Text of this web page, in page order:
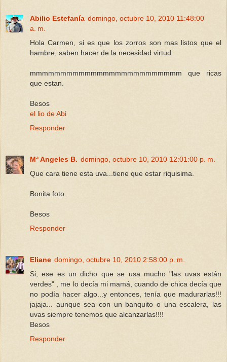
Abilio Estefanía domingo, octubre 10, 2010 11:48:00
a. m.
Hola Carmen, si es que los zorros son mas listos que el
hambre, saben hacer de la necesidad virtud.
mmmmmmmmmmmmmmmmmmmmmmmmm que ricas
que estan.
Besos
el lio de Abi
Responder
Mª Angeles B. domingo, octubre 10, 2010 12:01:00 p. m.
Que cara tiene esta uva...tiene que estar riquisima.
Bonita foto.
Besos
Responder
Eliane domingo, octubre 10, 2010 2:58:00 p. m.
Si, ese es un dicho que se usa mucho "las uvas están
verdes" , me lo decía mi mamá, cuando de chica decía que
no podía hacer algo...y entonces, tenía que madurarlas!!!
jajaja... aunque sea con un banquito o una escalera, las
uvas siempre tenemos que alcanzarlas!!!!
Besos
Responder